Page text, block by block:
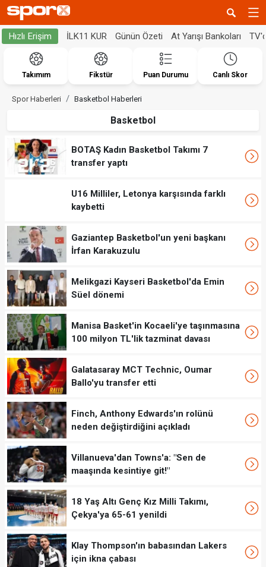
Hızlı Erişim İLK11 KUR Günün Özeti At Yarışı Bankoları
Takımım Fikstür Puan Durumu Canlı Skor
Spor Haberleri Basketbol Haberleri
Basketbol
BOTAŞ Kadın Basketbol Takımı 7
transfer yaptı
U16 Milliler, Letonya karşısında farklı
kaybetti
Gaziantep Basketbol'un yeni başkanı
İrfan Karakuzulu
Melikgazi Kayseri Basketbol'da Emin
Süel dönemi
Manisa Basket'in Kocaeli'ye taşınmasına
100 milyon TL'lik tazminat davası
Galatasaray MCT Technic, Oumar
Ballo'yu transfer etti
Finch, Anthony Edwards'ın rolünü
neden değiştirdiğini açıkladı
Villanueva'dan Towns'a: "Sen de
maaşında kesintiye git!"
18 Yaş Altı Genç Kız Milli Takımı,
Çekya'ya 65-61 yenildi
Klay Thompson'ın babasından Lakers
için ikna çabası